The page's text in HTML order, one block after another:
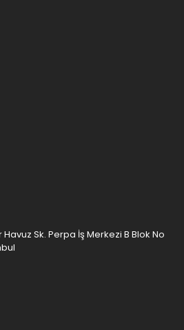
Havuz Sk. Perpa İş Merkezi B Blok No